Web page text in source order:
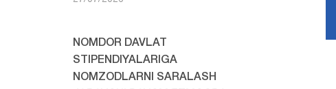
NOMDOR DAVLAT
STIPENDIYALARIGA
NOMZODLARNI SARALASH